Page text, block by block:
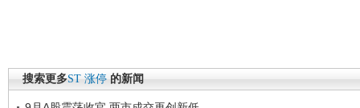
搜索更多ST 涨停 的新闻